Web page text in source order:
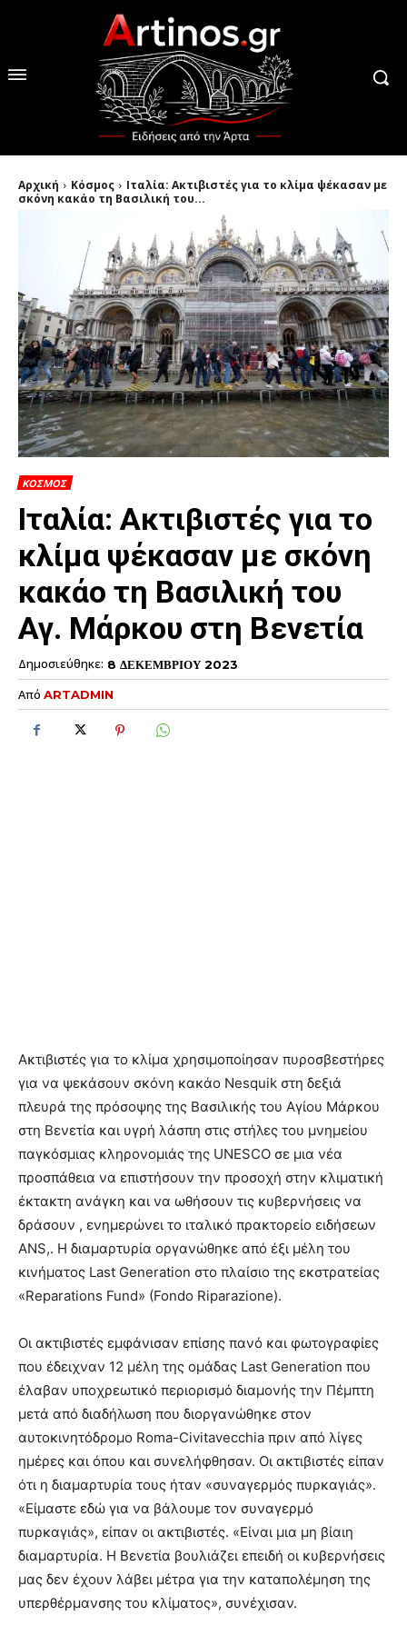
Αρχική Κόσμος
Ιταλία: Ακτιβιστές για το κλίμα ψέκασαν με
σκόνη κακάο τη Βασιλική του...
ΚΟΣΜΟΣ
Ιταλία: Ακτιβιστές για το
κλίμα ψέκασαν με σκόνη
κακάο τη Βασιλική του
Αγ. Μάρκου στη Βενετία
Δημοσιεύθηκε: 8 ΔΕΚΕΜΒΡΙΟΥ 2023
Από ARTADMIN
Ακτιβιστές για το κλίμα χρησιμοποίησαν πυροσβεστήρες
για να ψεκάσουν σκόνη κακάο Nesquik στη δεξιά
πλευρά της πρόσοψης της Βασιλικής του Αγίου Μάρκου
στη Βενετία και υγρή λάσπη στις στήλες του μνημείου
παγκόσμιας κληρονομιάς της UNESCO σε μια νέα
προσπάθεια να επιστήσουν την προσοχή στην κλιματική
έκτακτη ανάγκη και να ωθήσουν τις κυβερνήσεις να
δράσουν , ενημερώνει το ιταλικό πρακτορείο ειδήσεων
ANS,. Η διαμαρτυρία οργανώθηκε από έξι μέλη του
κινήματος Last Generation στο πλαίσιο της εκστρατείας
«Reparations Fund» (Fondo Riparazione).
Οι ακτιβιστές εμφάνισαν επίσης πανό και φωτογραφίες
που έδειχναν 12 μέλη της ομάδας Last Generation που
έλαβαν υποχρεωτικό περιορισμό διαμονής την Πέμπτη
μετά από διαδήλωση που διοργανώθηκε στον
αυτοκινητόδρομο Roma-Civitavecchia πριν από λίγες
ημέρες και όπου και συνελήφθησαν. Οι ακτιβιστές είπαν
ότι η διαμαρτυρία τους ήταν «συναγερμός πυρκαγιάς».
«Είμαστε εδώ για να βάλουμε τον συναγερμό
πυρκαγιάς», είπαν οι ακτιβιστές. «Είναι μια μη βίαιη
διαμαρτυρία. Η Βενετία βουλιάζει επειδή οι κυβερνήσεις
μας δεν έχουν λάβει μέτρα για την καταπολέμηση της
υπερθέρμανσης του κλίματος», συνέχισαν.